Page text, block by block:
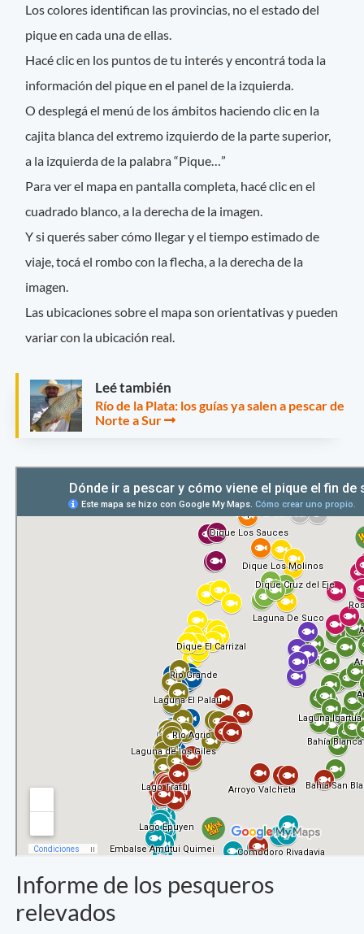
Los colores identifican las provincias, no el estado del
pique en cada una de ellas.
Hacé clic en los puntos de tu interés y encontrá toda la
información del pique en el panel de la izquierda.
O desplegá el menú de los ámbitos haciendo clic en la
cajita blanca del extremo izquierdo de la parte superior,
a la izquierda de la palabra “Pique…”
Para ver el mapa en pantalla completa, hacé clic en el
cuadrado blanco, a la derecha de la imagen.
Y si querés saber cómo llegar y el tiempo estimado de
viaje, tocá el rombo con la flecha, a la derecha de la
imagen.
Las ubicaciones sobre el mapa son orientativas y pueden
variar con la ubicación real.
Leé también
Río de la Plata: los guías ya salen a pescar de
Norte a Sur
Informe de los pesqueros
relevados